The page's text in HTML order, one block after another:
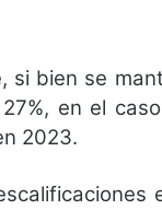
si bien se
en el
2023.